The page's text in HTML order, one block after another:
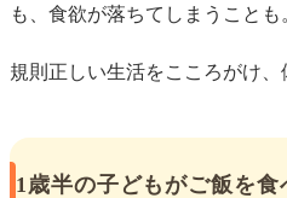
も、食欲が落ちてしまうことも
規則正しい生活をこころがけ
1歳半の子どもがご飯を